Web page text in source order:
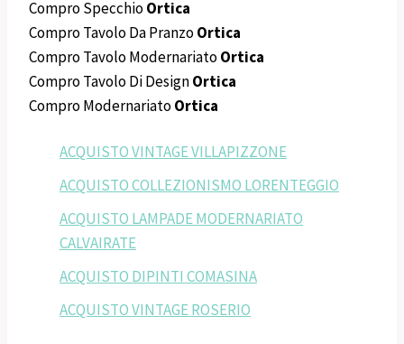
Compro SpecchioOrtica
Compro Tavolo Da PranzoOrtica
Compro Tavolo ModernariatoOrtica
Compro Tavolo Di DesignOrtica
Compro ModernariatoOrtica
ACQUISTO VINTAGE VILLAPIZZONE
ACQUISTO COLLEZIONISMO LORENTEGGIO
ACQUISTO LAMPADE MODERNARIATO
CALVAIRATE
ACQUISTO DIPINTI COMASINA
ACQUISTO VINTAGE ROSERIO